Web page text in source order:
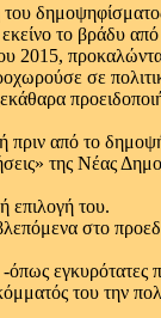
του
το βράδυ
2015,
σε
πριν από το
της Νέας
επιλογή του.
στο
εγκυρότατες
του την